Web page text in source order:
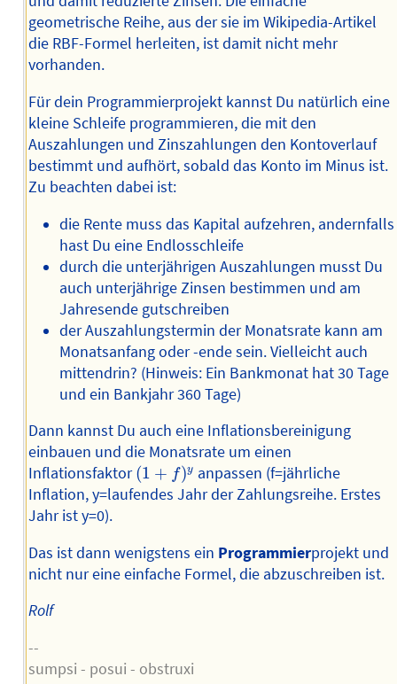
geometrische Reihe, aus der sie im Wikipedia-Artikel
die RBF-Formel herleiten, ist damit nicht mehr
vorhanden.
Für dein Programmierprojekt kannst Du natürlich eine
kleine Schleife programmieren, die mit den
Auszahlungen und Zinszahlungen den Kontoverlauf
bestimmt und aufhört, sobald das Konto im Minus ist.
Zu beachten dabei ist:
die Rente muss das Kapital aufzehren, andernfalls
hast Du eine Endlosschleife
durch die unterjährigen Auszahlungen musst Du
auch unterjährige Zinsen bestimmen und am
Jahresende gutschreiben
der Auszahlungstermin der Monatsrate kann am
Monatsanfang oder -ende sein. Vielleicht auch
mittendrin? (Hinweis: Ein Bankmonat hat 30 Tage
und ein Bankjahr 360 Tage)
Dann kannst Du auch eine Inflationsbereinigung
einbauen und die Monatsrate um einen
Inflationsfaktor(1 + f)y
(1 f y
anpassen (f=jährliche
Inflation, y=laufendes Jahr der Zahlungsreihe. Erstes
Jahr ist y=0).
Das ist dann wenigstens ein Programmierprojekt und
nicht nur eine einfache Formel, die abzuschreiben ist.
Rolf
--
sumpsi - posui - obstruxi